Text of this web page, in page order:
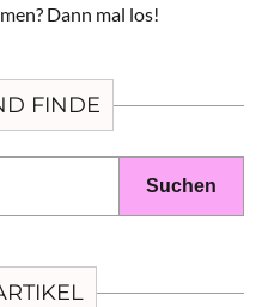
Dann mal los!
FINDE